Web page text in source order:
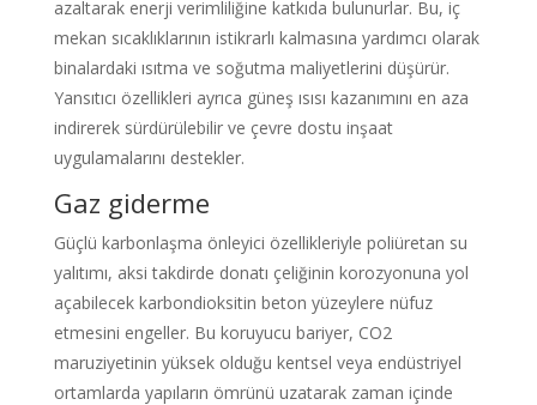
azaltarak enerji verimliliğine katkıda bulunurlar. Bu, iç
mekan sıcaklıklarının istikrarlı kalmasına yardımcı olarak
binalardaki ısıtma ve soğutma maliyetlerini düşürür.
Yansıtıcı özellikleri ayrıca güneş ısısı kazanımını en aza
indirerek sürdürülebilir ve çevre dostu inşaat
uygulamalarını destekler.
Gaz giderme
Güçlü karbonlaşma önleyici özellikleriyle poliüretan su
yalıtımı, aksi takdirde donatı çeliğinin korozyonuna yol
açabilecek karbondioksitin beton yüzeylere nüfuz
etmesini engeller. Bu koruyucu bariyer, CO2
maruziyetinin yüksek olduğu kentsel veya endüstriyel
ortamlarda yapıların ömrünü uzatarak zaman içinde